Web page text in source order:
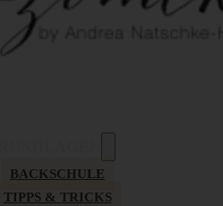
BACKSCHULE
TIPPS & TRICKS